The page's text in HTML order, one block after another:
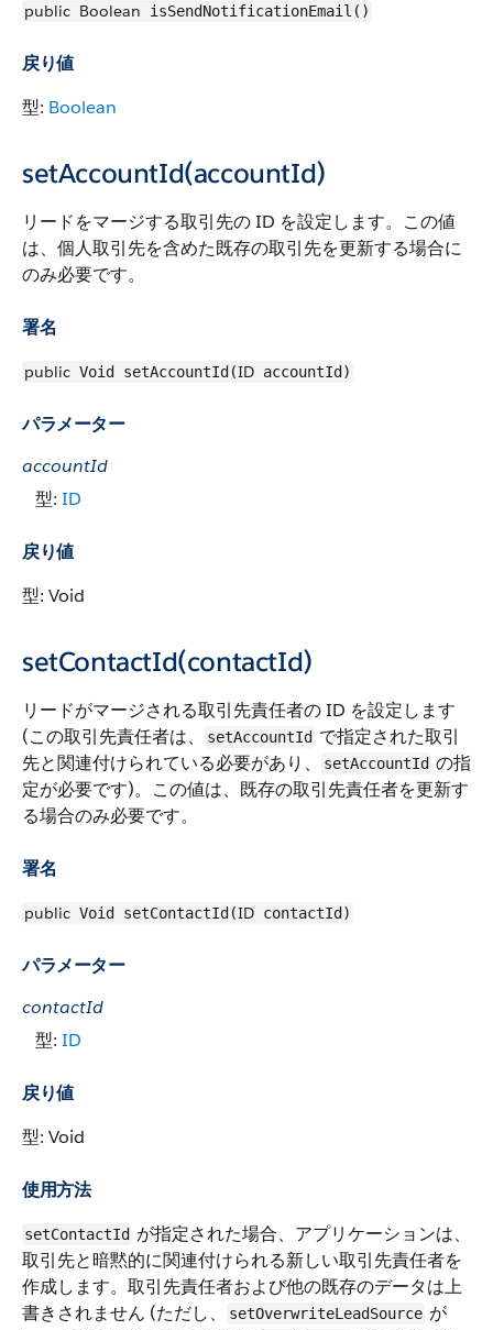
public Boolean isSendNotificationEmail()
戻り値
型: Boolean
setAccountId(accountId)
リードをマージする取引先の ID を設定します。この値
は、個人取引先を含めた既存の取引先を更新する場合に
のみ必要です。
署名
public Void setAccountId(ID accountId)
パラメーター
accountId
型: ID
戻り値
型: Void
setContactId(contactId)
リードがマージされる取引先責任者の ID を設定します
(この取引先責任者は、
setAccountId で指定された取引
先と関連付けられている必要があり、
setAccountId の指
定が必要です)。この値は、既存の取引先責任者を更新す
る場合のみ必要です。
署名
public Void setContactId(ID contactId)
パラメーター
contactId
型: ID
戻り値
型: Void
使用方法
setContactId が指定された場合、アプリケーションは、
取引先と暗黙的に関連付けられる新しい取引先責任者を
作成します。取引先責任者および他の既存のデータは上
書きされません (ただし、
setOverwriteLeadSource が